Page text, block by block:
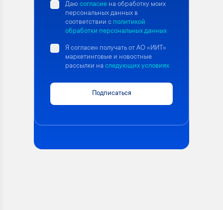
Даюсогласие на обработку моих
персональных данных в
соответствии с политикой
обработки персональных данных
Я согласен получать от АО «ИИТ»
маркетинговые и новостные
рассылки на следующих условиях
Подписаться